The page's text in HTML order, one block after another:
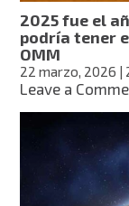
2025 fue el
podría tener
OMM
22 marzo, 2026 |
Leave a